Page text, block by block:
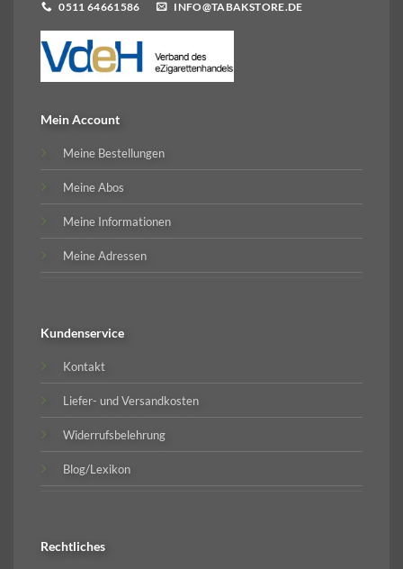
0511 64661586 INFO@TABAKSTORE.DE
Mein Account
Meine Bestellungen
Meine Abos
Meine Informationen
Meine Adressen
Kundenservice
Kontakt
Liefer- und Versandkosten
Widerrufsbelehrung
Blog/Lexikon
Rechtliches